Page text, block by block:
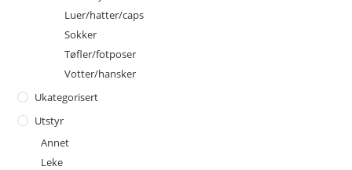
Luer/hatter/caps
Sokker
Tøfler/fotposer
Votter/hansker
Ukategorisert
Utstyr
Annet
Leke